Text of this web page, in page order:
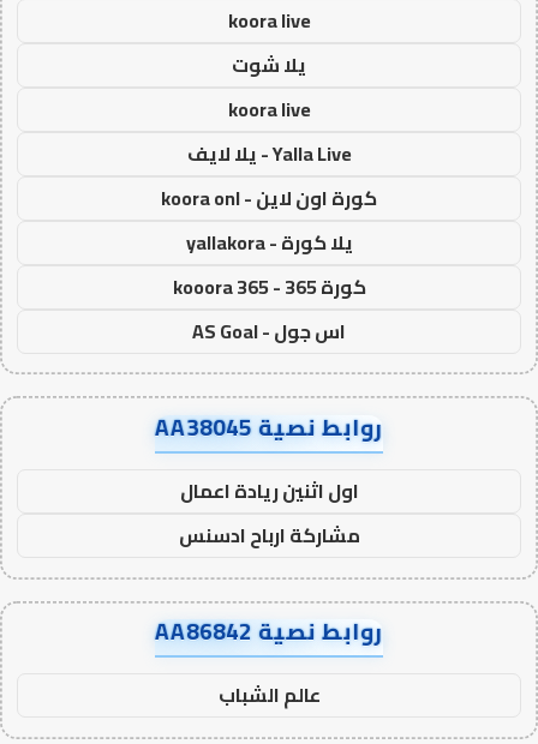
koora live
يلا شوت
koora live
Yalla Live - يلا لايف
كورة اون لاين - koora onl
يلا كورة - yallakora
كورة 365 - kooora 365
اس جول - AS Goal
روابط نصية AA38045
اول اثنين ريادة اعمال
مشاركة ارباح ادسنس
روابط نصية AA86842
عالم الشباب